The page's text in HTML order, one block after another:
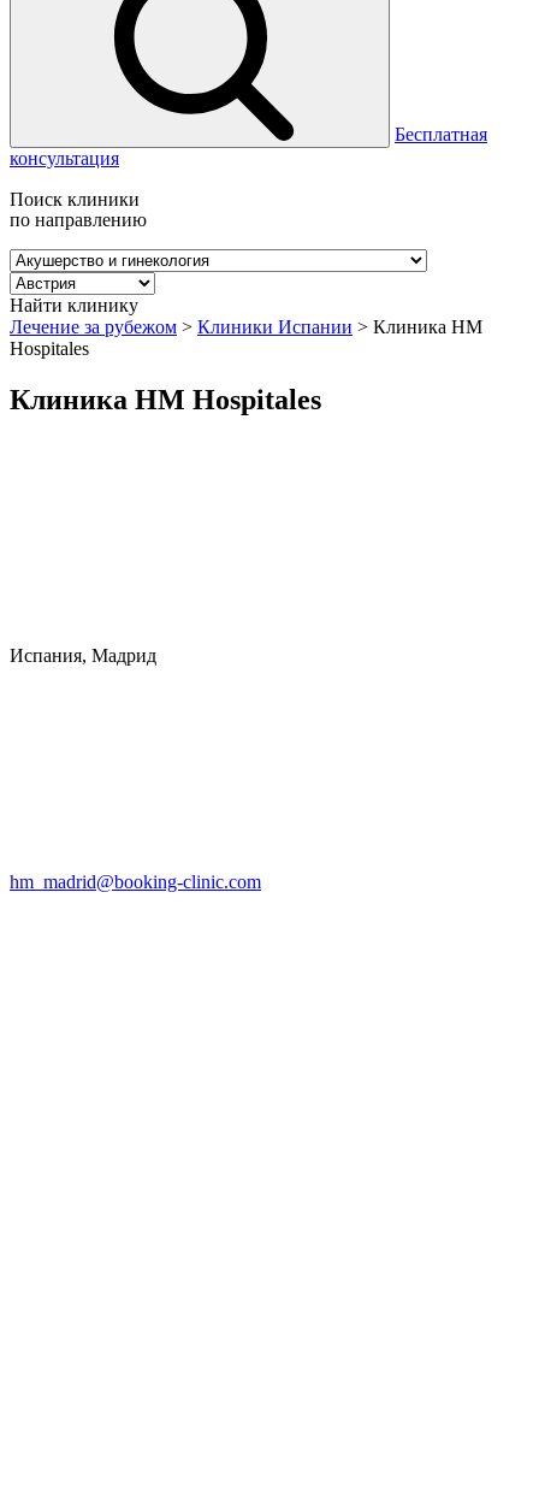
Бесплатная
консультация
Поиск клиники
по направлению
Найти клинику
Лечение за рубежом > Клиники Испании > Клиника НМ
Hospitales
Клиника НМ Hospitales
Испания, Мадрид
hm_madrid@booking-clinic.com